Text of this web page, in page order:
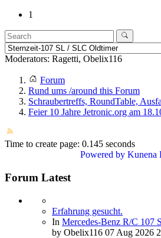
1
Moderators: Ragetti, Obelix116
Forum
Rund ums /around this Forum
Schraubertreffs, RoundTable,
Feier 10 Jahre Jetronic.org am
Time to create page: 0.145 seconds
Powered by Kunena
Forum Latest
Erfahrung gesucht.
In Mercedes-Benz R/C 107
by Obelix116 07 Aug 2026